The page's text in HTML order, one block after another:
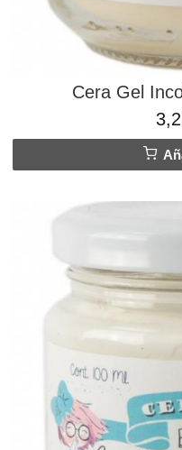
Cera Gel